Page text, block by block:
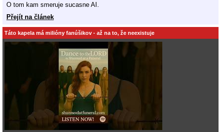
O tom kam smeruje sucasne AI.
Přejít na článek
Táto kapela má milióny fanúšikov - až na to, že neexistuje